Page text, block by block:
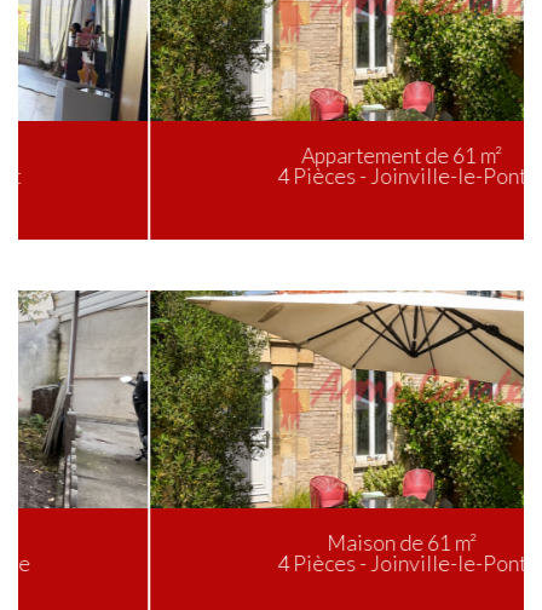
Appartement de 61 m²
4 Pièces - Joinville-le-Pont
Maison de 61 m²
4 Pièces - Joinville-le-Pont